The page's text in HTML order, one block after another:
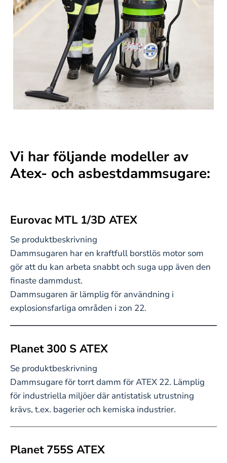
Vi har följande modeller av
Atex- och asbestdammsugare:
Eurovac MTL 1/3D ATEX
Se produktbeskrivning
Dammsugaren har en kraftfull borstlös motor som
gör att du kan arbeta snabbt och suga upp även den
finaste dammdust.
Dammsugaren är lämplig för användning i
explosionsfarliga områden i zon 22.
Planet 300 S ATEX
Se produktbeskrivning
Dammsugare för torrt damm för ATEX 22. Lämplig
för industriella miljöer där antistatisk utrustning
krävs, t.ex. bagerier och kemiska industrier.
Planet 755S ATEX